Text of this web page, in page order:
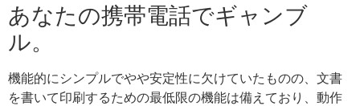
あなたの携帯電話でギャンブ
ル。
機能的にシンプルでやや安定性に欠けていたものの、文書
を書いて印刷するための最低限の機能は備えており、動作